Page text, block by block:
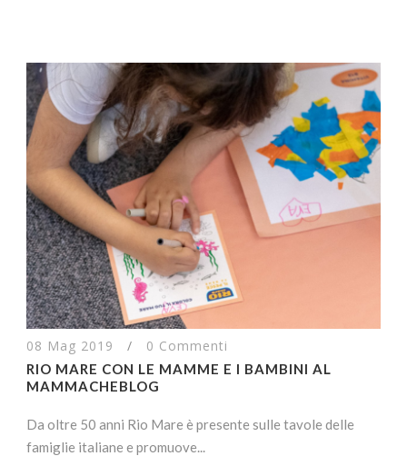
08 Mag 2019 / 0 Commenti
RIO MARE CON LE MAMME E I BAMBINI AL
MAMMACHEBLOG
Da oltre 50 anni Rio Mare è presente sulle tavole delle
famiglie italiane e promuove...